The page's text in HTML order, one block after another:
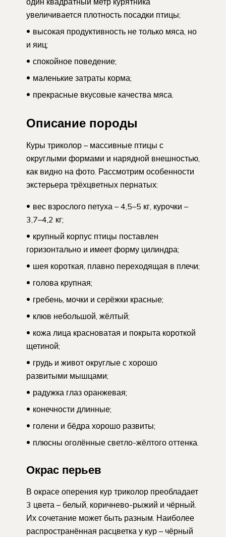
увеличивается плотность посадки птицы;
высокая продуктивность не только мяса, но
и яиц;
спокойное поведение;
маленькие затраты корма;
прекрасные вкусовые качества мяса.
Описание породы
Куры триколор – массивные птицы с
округлыми формами и нарядной внешностью,
как видно на фото. Рассмотрим особенности
экстерьера трёхцветных пернатых:
вес взрослого петуха – 4,5–5 кг, курочки –
3,7–4,2 кг;
крупный корпус птицы поставлен
горизонтально и имеет форму цилиндра;
шея короткая, плавно переходящая в плечи;
голова крупная;
гребень, мочки и серёжки красные;
клюв небольшой, жёлтый;
кожа лица красноватая и покрыта короткой
щетиной;
грудь и живот округлые с хорошо
развитыми мышцами;
радужка глаз оранжевая;
конечности длинные;
голени и бёдра хорошо развиты;
плюсны оголённые светло-жёлтого оттенка.
Окрас перьев
В окрасе оперения кур триколор преобладает
3 цвета – белый, коричнево-рыжий и чёрный.
Их сочетание может быть разным. Наиболее
распространённая расцветка у кур – чёрный